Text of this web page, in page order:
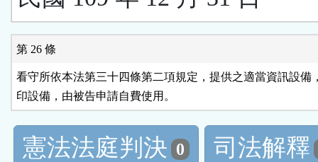
第 26 條
看守所依本法第三十四條第二項規定，提供之適當資訊設備
印設備，由被告申請自費使用。
憲法法庭判決 0
司法解釋